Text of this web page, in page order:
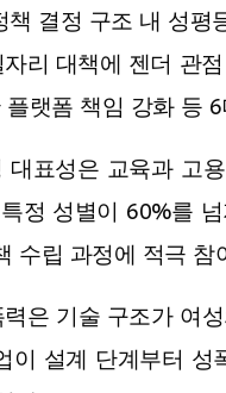
결정 구조 내 성평
리 대책에 젠더 관
랫폼 책임 강화 등
표성은 교육과 고
정 성별이 60%를
수립 과정에 적극 참
은 기술 구조가 여
이 설계 단계부터 성